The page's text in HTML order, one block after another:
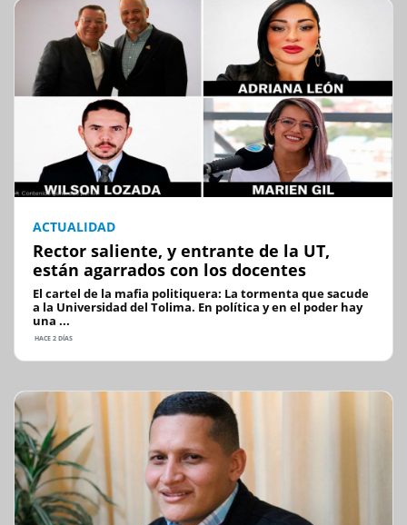
ACTUALIDAD
Rector saliente, y entrante de la UT,
están agarrados con los docentes
El cartel de la mafia politiquera: La tormenta que sacude
a la Universidad del Tolima. En política y en el poder hay
una ...
HACE 2 DÍAS